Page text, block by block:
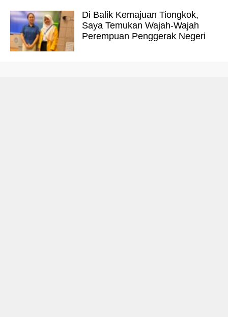
Di Balik Kemajuan Tiongkok,
Saya Temukan Wajah-Wajah
Perempuan Penggerak Negeri